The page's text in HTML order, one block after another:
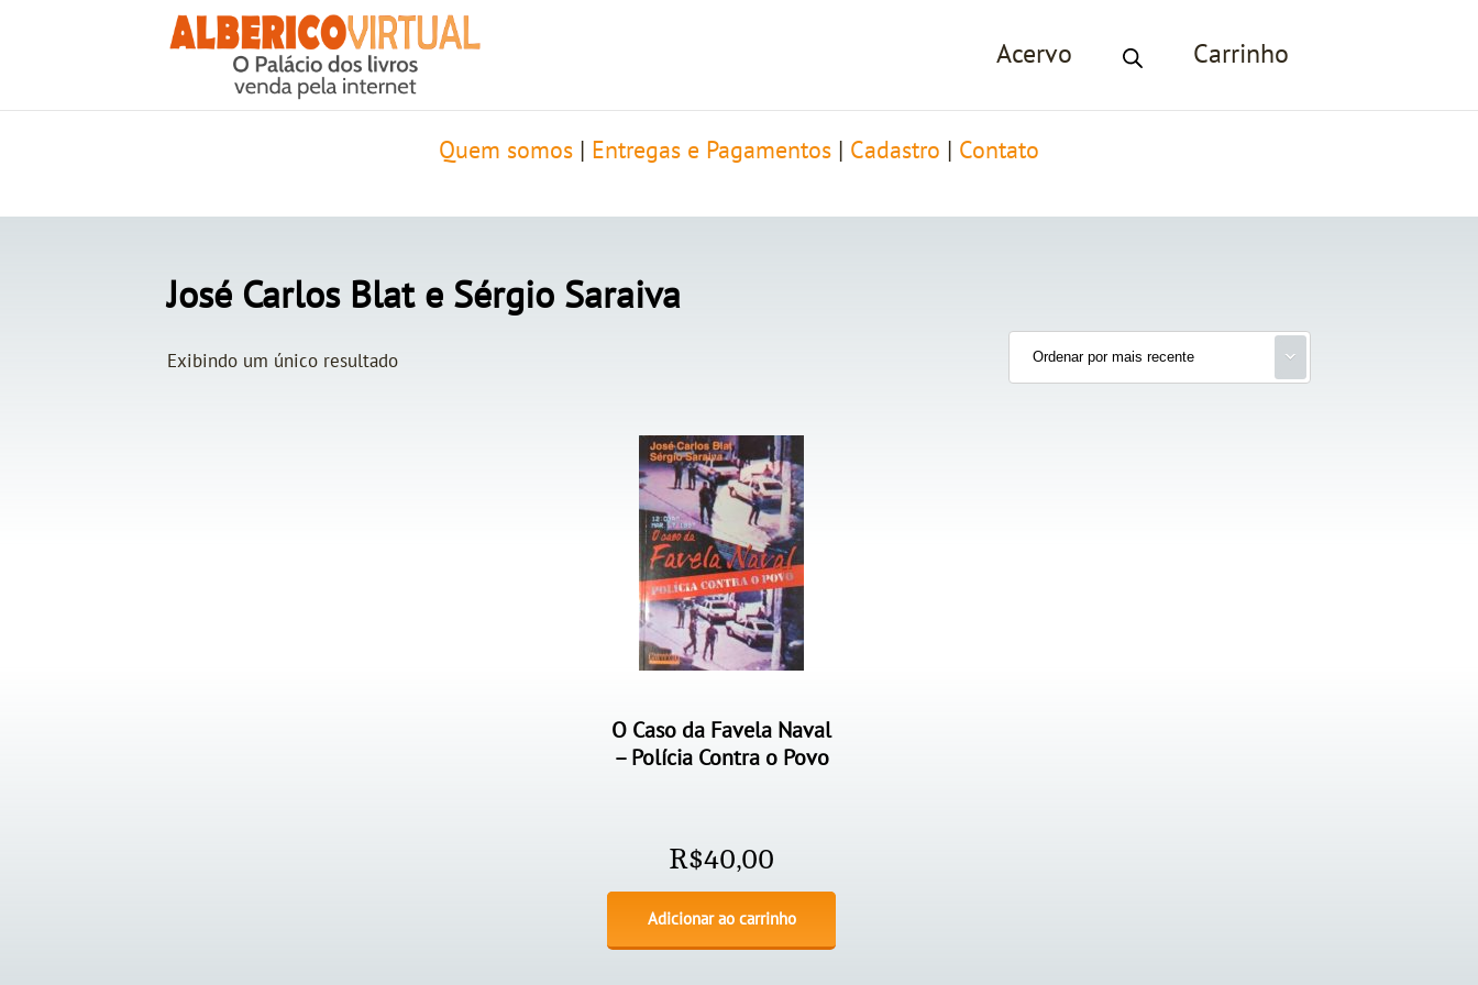
Acervo Carrinho
Quem somos Entregas e Pagamentos Cadastro Contato
José Carlos Blat e Sérgio Saraiva
Exibindo um único resultado
O Caso da Favela Naval
– Polícia Contra o Povo
R$40,00
Adicionar ao carrinho